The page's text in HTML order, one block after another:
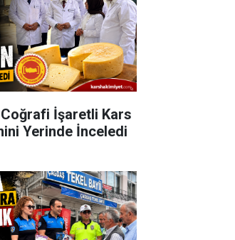
Coğrafi İşaretli Kars
Yerinde İnceledi